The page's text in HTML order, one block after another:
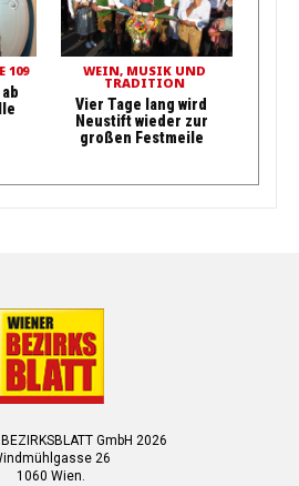
WEIN, MUSIK UND
TRADITION
Vier Tage lang wird
Neustift wieder zur
großen Festmeile
GmbH 2026
26
1060 Wien.